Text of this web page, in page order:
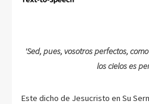
'Sed, pues, vosotros perfectos,
los cielos es
Este dicho de Jesucristo en Su